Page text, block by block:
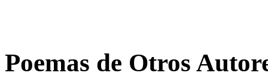
Poemas de Otros